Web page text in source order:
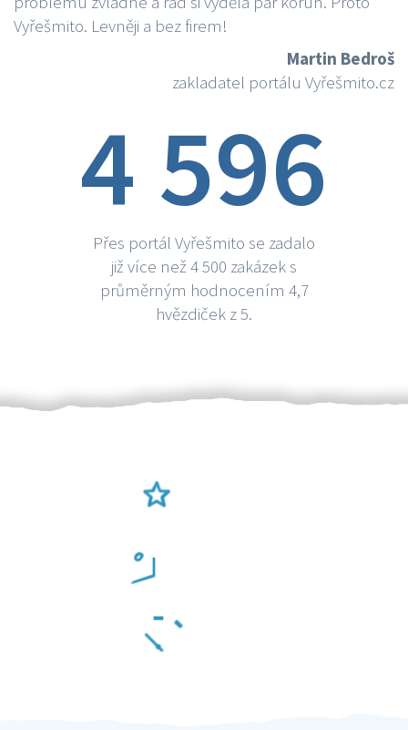
Vyřešmito. Levněji a bez firem!
Martin Bedroš
zakladatel portálu Vyřešmito.cz
4 596
Přes portál Vyřešmito se zadalo
již více než 4 500 zakázek s
průměrným hodnocením 4,7
hvězdiček z 5.